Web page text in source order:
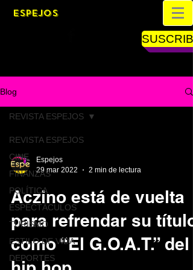
ESPEJOS
Blog
REVISTA ESPEJOS
CINE
FINANZAS
POLÍTICA
ESPECTÁCULOS
TURISMO
ESTILO DE VIDA
DEPORTES
REVISTA ESPEJOS
Espejos
29 mar 2022
2 min de lectura
Aczino está de vuelta
para refrendar su título
como “El G.O.A.T.” del